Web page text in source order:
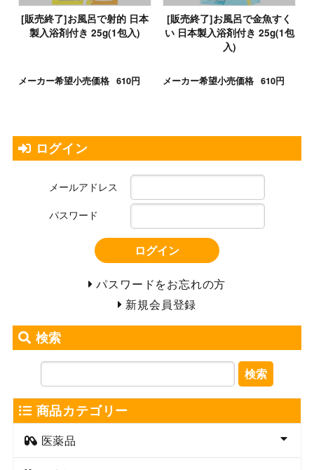
[販売終了]お風呂で射的 日本
製入浴剤付き 25g(1包入)
メーカー希望小売価格 610円
[販売終了]お風呂で金魚すく
い 日本製入浴剤付き 25g(1包
入)
メーカー希望小売価格 610円
ログイン
メールアドレス
パスワード
ログイン
パスワードをお忘れの方
新規会員登録
検索
検索
商品カテゴリー
医薬品